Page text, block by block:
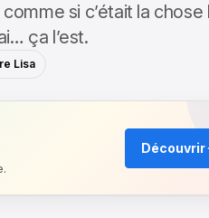
si c’était la chose
ça l’est.
Lisa
Découvrir